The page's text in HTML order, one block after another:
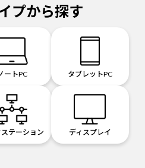
プから探す
ートPC タブレットPC
テーション ディスプレイ